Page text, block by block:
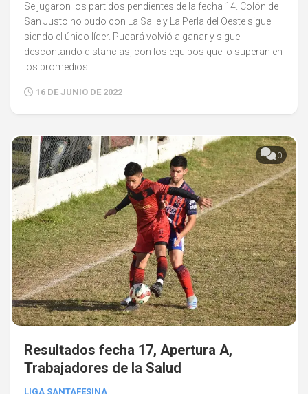
Se jugaron los partidos pendientes de la fecha 14. Colón de
San Justo no pudo con La Salle y La Perla del Oeste sigue
siendo el único líder. Pucará volvió a ganar y sigue
descontando distancias, con los equipos que lo superan en
los promedios
16 DE JUNIO DE 2022
0
Resultados fecha 17, Apertura A,
Trabajadores de la Salud
LIGA SANTAFESINA